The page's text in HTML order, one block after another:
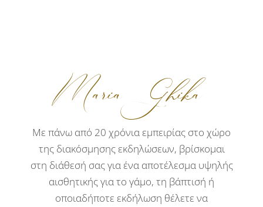
Maria Ghika
Με πάνω από 20 χρόνια εμπειρίας στο χώρο
της διακόσμησης εκδηλώσεων, βρίσκομαι
στη διάθεσή σας για ένα αποτέλεσμα υψηλής
αισθητικής για το γάμο, τη βάπτισή ή
οποιαδήποτε εκδήλωση θέλετε να